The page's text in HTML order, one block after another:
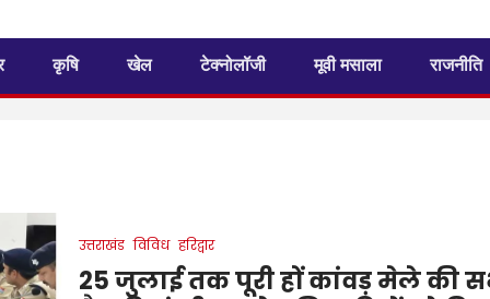
कृषि खेल टेक्नोलॉजी मूवी मसाला राजनीति
उत्तराखंड विविध हरिद्वार
25 जुलाई तक पूरी हों कांवड़ मेले की